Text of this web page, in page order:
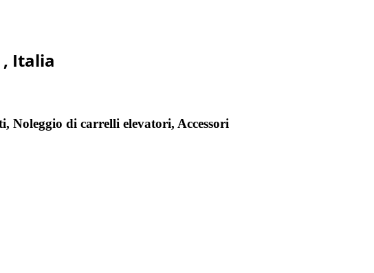
, Italia
Noleggio di carrelli elevatori, Accessori